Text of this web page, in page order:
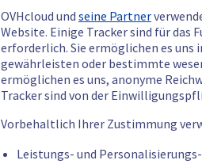
OVHcloud und seine Partner
Website. Einige Tracker sind für das
erforderlich. Sie ermöglichen es uns
gewährleisten oder bestimmte
ermöglichen es uns, anonyme
Tracker sind von der
Vorbehaltlich Ihrer Zustimmung
Leistungs- und